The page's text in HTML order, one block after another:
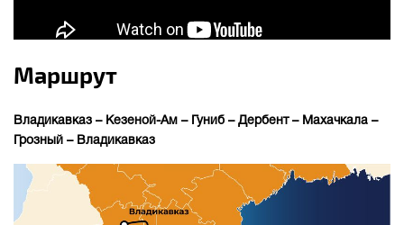
Маршрут
Владикавказ – Кезеной-Ам – Гуниб – Дербент – Махачкала –
Грозный – Владикавказ